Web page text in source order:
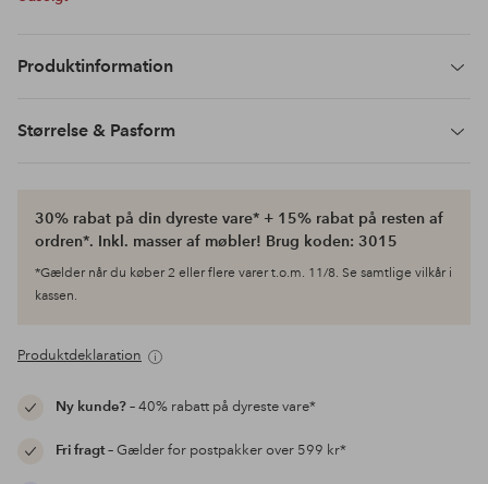
Produktinformation
Størrelse & Pasform
30% rabat på din dyreste vare* + 15% rabat på resten af
ordren*. Inkl. masser af møbler! Brug koden: 3015
*Gælder når du køber 2 eller flere varer t.o.m. 11/8. Se samtlige vilkår i
kassen.
Produktdeklaration
Ny kunde?– 40% rabatt på dyreste vare*
Fri fragt– Gælder for postpakker over 599 kr*